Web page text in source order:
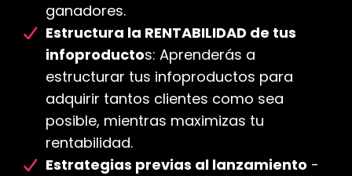
ganadores.
Estructura la RENTABILIDAD de tus
infoproductos: Aprenderás a
estructurar tus infoproductos para
adquirir tantos clientes como sea
posible, mientras maximizas tu
rentabilidad.
Estrategias previas al lanzamiento -